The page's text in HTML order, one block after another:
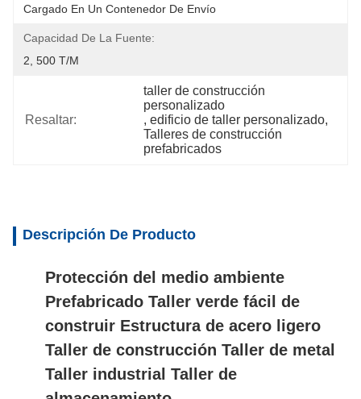
Cargado En Un Contenedor De Envío
Capacidad De La Fuente:
2, 500 T/M
Resaltar:
taller de construcción
personalizado
, edificio de taller personalizado,
Talleres de construcción
prefabricados
Descripción De Producto
Protección del medio ambiente
Prefabricado Taller verde fácil de
construir Estructura de acero ligero
Taller de construcción Taller de metal
Taller industrial Taller de